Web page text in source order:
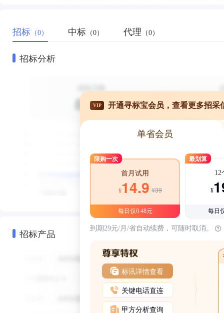
招标 （0） 中标 （0） 代理 （0）
招标分析
招标产品
VIP 开通寻标宝会员，查看更多招采
单省会员
限购一次
首月试用
¥14.9 ¥39
每日仅0.48元
最划算
12
¥
每日
到期29元/月/省自动续费，可随时取消。
标讯详情查看
关键电话直连
甲方分析查询